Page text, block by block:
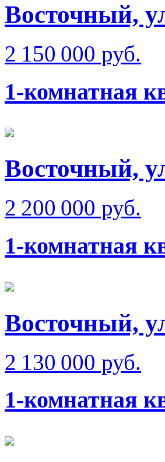
Восточный,
2 150 000 руб.
1-комнатная
Восточный,
2 200 000 руб.
1-комнатная
Восточный,
2 130 000 руб.
1-комнатная